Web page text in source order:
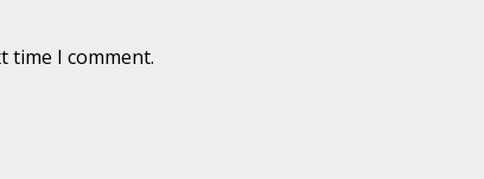
time I comment.